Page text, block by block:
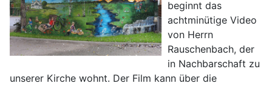
beginnt das
achtminütige Video
von Herrn
Rauschenbach, der
in Nachbarschaft zu
unserer Kirche wohnt. Der Film kann über die